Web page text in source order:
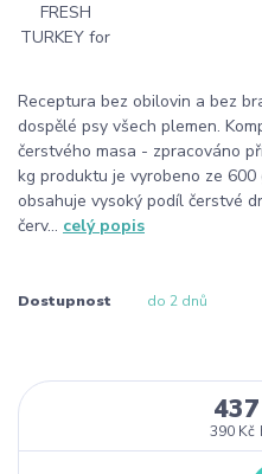
Receptura bez obilovin a bez
dospělé psy všech plemen.
čerstvého masa - zpracováno
kg produktu je vyrobeno ze
obsahuje vysoký podíl čerstvé
červ... celý popis
Dostupnost do 2 dnů
390 Kč